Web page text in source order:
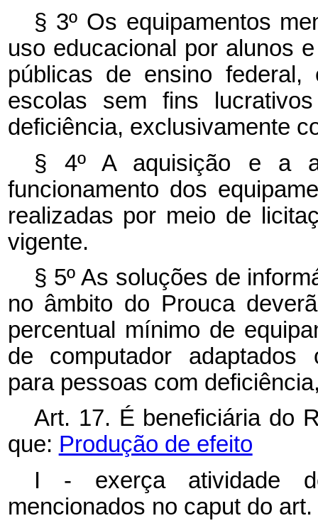
§ 3º Os equipamentos
uso educacional por alunos
públicas de ensino
escolas sem fins
deficiência, exclusivamente
§ 4º A aquisição e a
funcionamento dos
realizadas por meio de
vigente.
§ 5º As soluções de
no âmbito do Prouca
percentual mínimo de
de computador adaptados
para pessoas com
Art. 17. É beneficiária do
que: Produção de efeito
I - exerça atividade
mencionados no caput do